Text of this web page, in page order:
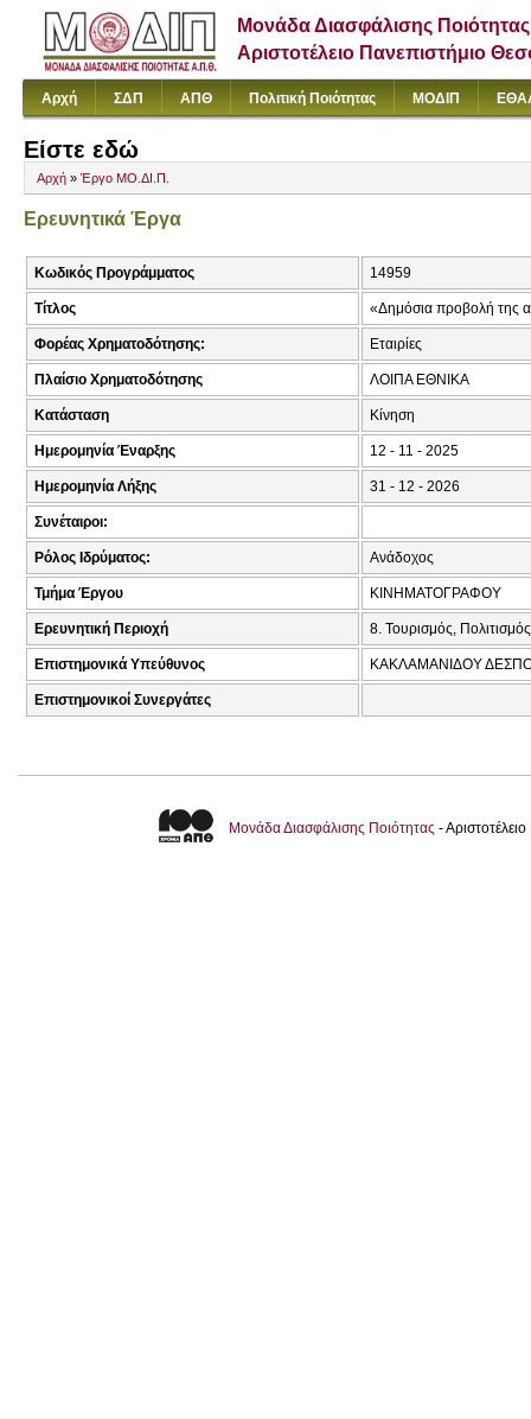
Μονάδα Διασφάλισης Ποιότητας
Αριστοτέλειο Πανεπιστήμιο
Αρχή ΣΔΠ ΑΠΘ Πολιτική Ποιότητας ΜΟΔΙΠ
Είστε εδώ
Αρχή » Έργο ΜΟ.ΔΙ.Π.
Ερευνητικά Έργα
Κωδικός Προγράμματος 14959
Τίτλος «Δημόσια προβολή της
Φορέας Χρηματοδότησης: Εταιρίες
Πλαίσιο Χρηματοδότησης ΛΟΙΠΑ ΕΘΝΙΚΑ
Κατάσταση Κίνηση
Ημερομηνία Έναρξης 12 - 11 - 2025
Ημερομηνία Λήξης 31 - 12 - 2026
Συνέταιροι:
Ρόλος Ιδρύματος: Ανάδοχος
Τμήμα Έργου ΚΙΝΗΜΑΤΟΓΡΑΦΟΥ
Ερευνητική Περιοχή 8. Τουρισμός,
Επιστημονικά Υπεύθυνος ΚΑΚΛΑΜΑΝΙΔΟΥ
Επιστημονικοί Συνεργάτες
Μονάδα Διασφάλισης Ποιότητας -